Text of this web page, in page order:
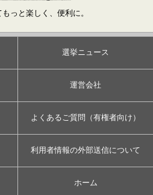
っと楽しく、便利に。
選挙ニュース
運営会社
よくあるご質問（有権者向け）
利用者情報の外部送信について
ホーム